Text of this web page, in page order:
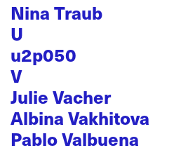
Nina Traub
U
u2p050
V
Julie Vacher
Albina Vakhitova
Pablo Valbuena